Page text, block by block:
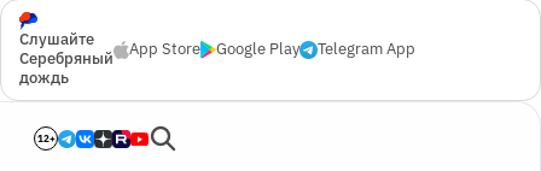
Слушайте
Серебряный
дождь
App Store Google Play Telegram App
12+